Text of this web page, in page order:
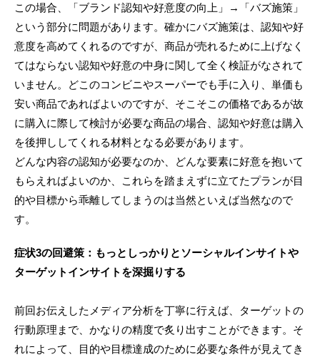
この場合、「ブランド認知や好意度の向上」→「バズ施策」
という部分に問題があります。確かにバズ施策は、認知や好
意度を高めてくれるのですが、商品が売れるために上げなく
てはならない認知や好意の中身に関して全く検証がなされて
いません。どこのコンビニやスーパーでも手に入り、単価も
安い商品であればよいのですが、そこそこの価格であるが故
に購入に際して検討が必要な商品の場合、認知や好意は購入
を後押ししてくれる材料となる必要があります。
どんな内容の認知が必要なのか、どんな要素に好意を抱いて
もらえればよいのか、これらを踏まえずに立てたプランが目
的や目標から乖離してしまうのは当然といえば当然なので
す。
症状3の回避策：もっとしっかりとソーシャルインサイトや
ターゲットインサイトを深掘りする
前回お伝えしたメディア分析を丁寧に行えば、ターゲットの
行動原理まで、かなりの精度で炙り出すことができます。そ
れによって、目的や目標達成のために必要な条件が見えてき